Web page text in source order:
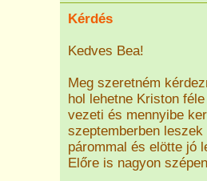
Kérdés
Kedves Bea!
Meg szeretném
hol lehetne Kriston
vezeti és mennyibe
szeptemberben
párommal és elötte jó
Előre is nagyon